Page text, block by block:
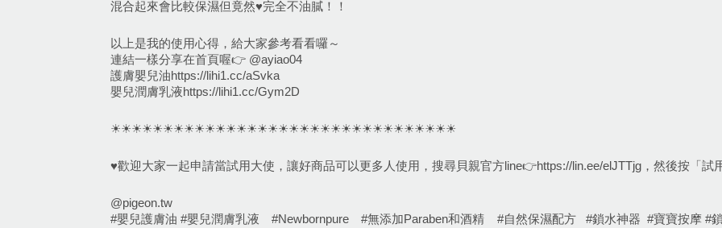
混合起來會比較保濕但竟然♥︎完全不油膩！！
以上是我的使用心得，給大家參考看看囉～
連結一樣分享在首頁喔👉 @ayiao04
護膚嬰兒油https://lihi1.cc/aSvka
嬰兒潤膚乳液https://lihi1.cc/Gym2D
☀︎︎☀︎︎☀︎︎☀︎︎☀︎︎☀︎︎☀︎︎☀︎︎☀︎︎☀︎︎☀︎︎☀︎︎☀︎︎☀︎︎☀︎︎☀︎︎☀︎︎☀︎︎☀︎︎☀︎︎☀︎︎☀︎︎☀︎︎☀︎︎☀︎︎☀︎︎☀︎︎☀︎︎☀︎︎☀︎︎☀︎︎☀︎︎☀︎︎
♥︎歡迎大家一起申請當試用大使，讓好商品可以更多人使用，搜尋貝親官方line👉https://lin.ee/elJTTjg ，然後按「試
@pigeon.tw
#嬰兒護膚油 #嬰兒潤膚乳液　#Newbornpure　#無添加Paraben和酒精    #自然保濕配方   #鎖水神器  #寶寶按摩 #